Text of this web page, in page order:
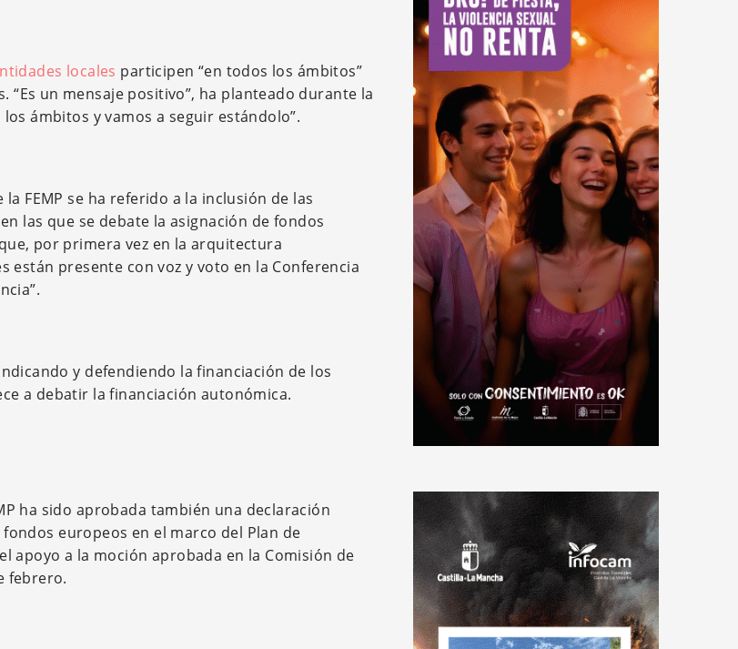
locales participen “en todos los ámbitos”
un mensaje positivo”, ha planteado durante la
ámbitos y vamos a seguir estándolo”.
FEMP se ha referido a la inclusión de las
las que se debate la asignación de fondos
por primera vez en la arquitectura
están presente con voz y voto en la Conferencia
y defendiendo la financiación de los
a debatir la financiación autonómica.
ha sido aprobada también una declaración
europeos en el marco del Plan de
apoyo a la moción aprobada en la Comisión de
febrero.